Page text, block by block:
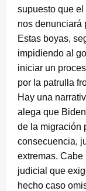
supuesto que
nos denunciará
Estas boyas,
impidiendo al
iniciar un
por la patrulla
Hay una
alega que
de la migración
consecuencia,
extremas.
judicial que
hecho caso